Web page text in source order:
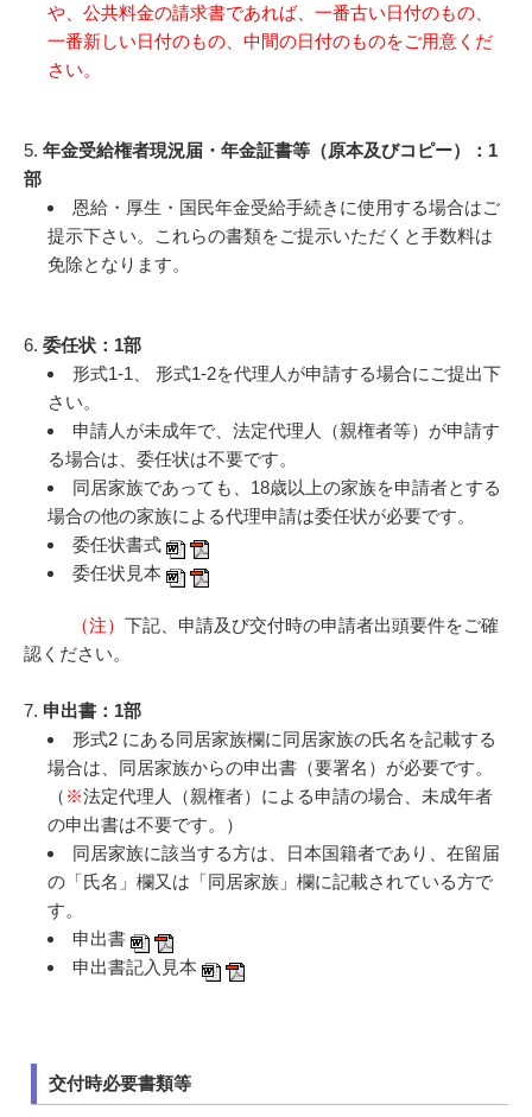
や、公共料金の請求書であれば、一番古い日付のもの、
一番新しい日付のもの、中間の日付のものをご用意くだ
さい。
5. 年金受給権者現況届・年金証書等（原本及びコピー）：1
部
恩給・厚生・国民年金受給手続きに使用する場合はご
提示下さい。これらの書類をご提示いただくと手数料は
免除となります。
6. 委任状：1部
形式1-1、 形式1-2を代理人が申請する場合にご提出下
さい。
申請人が未成年で、法定代理人（親権者等）が申請す
る場合は、委任状は不要です。
同居家族であっても、18歳以上の家族を申請者とする
場合の他の家族による代理申請は委任状が必要です。
委任状書式
委任状見本
（注） 下記、申請及び交付時の申請者出頭要件をご確
認ください。
7. 申出書：1部
形式2 にある同居家族欄に同居家族の氏名を記載する
場合は、同居家族からの申出書（要署名）が必要です。
（ ※法定代理人（親権者）による申請の場合、未成年者
の申出書は不要です。）
同居家族に該当する方は、日本国籍者であり、在留届
の「氏名」欄又は「同居家族」欄に記載されている方で
す。
申出書
申出書記入見本
交付時必要書類等